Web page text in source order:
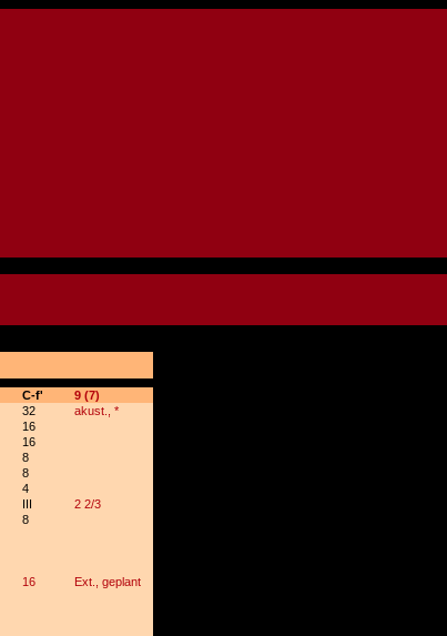
C-f'
9 (7)
32
akust., *
16
16
8
8
4
III
2 2/3
8
16
Ext., geplant